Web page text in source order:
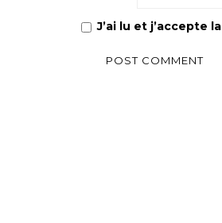
J’ai lu et j’accepte la